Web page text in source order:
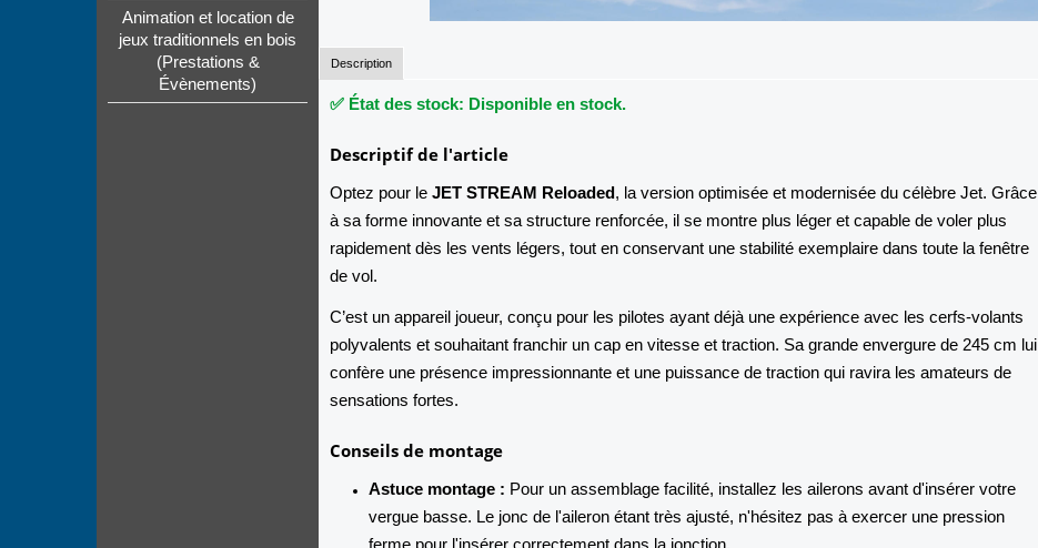
Animation et location de
jeux traditionnels en bois
(Prestations &
Évènements)
Description
✅ État des stock: Disponible en stock.
Descriptif de l'article
Optez pour le JET STREAM Reloaded, la version optimisée et modernisée du célèbre Jet. Grâce
à sa forme innovante et sa structure renforcée, il se montre plus léger et capable de voler plus
rapidement dès les vents légers, tout en conservant une stabilité exemplaire dans toute la fenêtre
de vol.
C’est un appareil joueur, conçu pour les pilotes ayant déjà une expérience avec les cerfs-volants
polyvalents et souhaitant franchir un cap en vitesse et traction. Sa grande envergure de 245 cm lui
confère une présence impressionnante et une puissance de traction qui ravira les amateurs de
sensations fortes.
Conseils de montage
Astuce montage : Pour un assemblage facilité, installez les ailerons avant d'insérer votre
vergue basse. Le jonc de l'aileron étant très ajusté, n'hésitez pas à exercer une pression
ferme pour l'insérer correctement dans la jonction.